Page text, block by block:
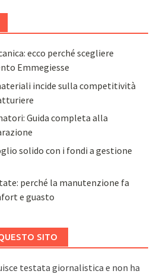
ecco perché scegliere
Emmegiesse
incide sulla competitività
Guida completa alla
solido con i fondi a gestione
perché la manutenzione fa
e guasto
SITO
testata giornalistica e non ha